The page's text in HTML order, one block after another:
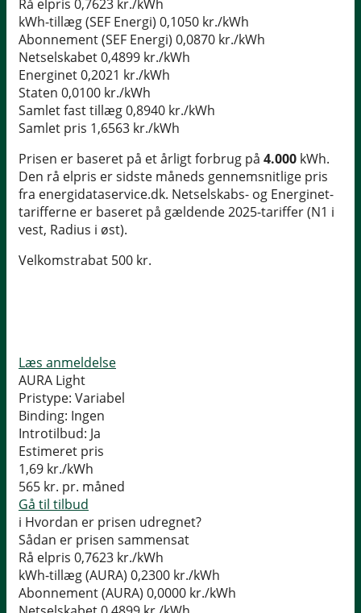
Rå elpris 0,7623 kr./kWh
kWh-tillæg (SEF Energi) 0,1050 kr./kWh
Abonnement (SEF Energi) 0,0870 kr./kWh
Netselskabet0,4899 kr./kWh
Energinet0,2021 kr./kWh
Staten 0,0100 kr./kWh
Samlet fast tillæg0,8940 kr./kWh
Samlet pris 1,6563 kr./kWh
Prisen er baseret på et årligt forbrug på 4.000 kWh.
Den rå elpris er sidste måneds gennemsnitlige pris
fra energidataservice.dk. Netselskabs- og Energinet-
tarifferne er baseret på gældende 2025-tariffer (N1 i
vest, Radius i øst).
Velkomstrabat 500 kr.
Læs anmeldelse
AURA Light
Pristype: Variabel
Binding: Ingen
Introtilbud: Ja
Estimeret pris
1,69 kr./kWh
565 kr. pr. måned
Gå til tilbud
i Hvordan er prisen udregnet?
Sådan er prisen sammensat
Rå elpris 0,7623 kr./kWh
kWh-tillæg (AURA) 0,2300 kr./kWh
Abonnement (AURA) 0,0000 kr./kWh